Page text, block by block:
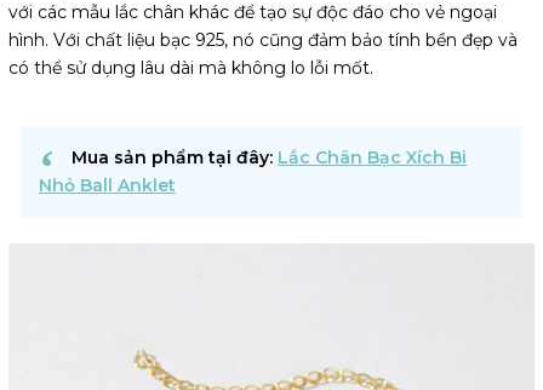
với các mẫu lắc chân khác để tạo sự độc đáo cho vẻ ngoại
hình. Với chất liệu bạc 925, nó cũng đảm bảo tính bền đẹp và
có thể sử dụng lâu dài mà không lo lỗi mốt.
Mua sản phẩm tại đây: Lắc Chân Bạc Xích Bi
Nhỏ Ball Anklet